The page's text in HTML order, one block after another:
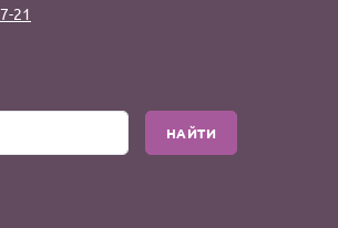
21
НАЙТИ